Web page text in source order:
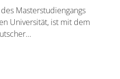
Masterstudiengangs
Universität, ist mit dem
Absolventin